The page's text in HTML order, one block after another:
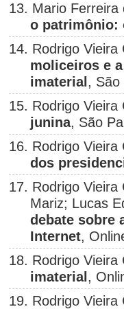
13. Mario
o patrimônio:
14. Rodrigo
moliceiros e
imaterial , São
15. Rodrigo
junina, São
16. Rodrigo
dos
17. Rodrigo Vieira
Mariz; Lucas
debate sobre
Internet,
18. Rodrigo
imaterial ,
19. Rodrigo